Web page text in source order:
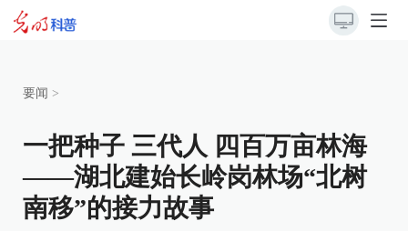
要闻 >
一把种子 三代人 四百万亩林海
——湖北建始长岭岗林场“北树
南移”的接力故事